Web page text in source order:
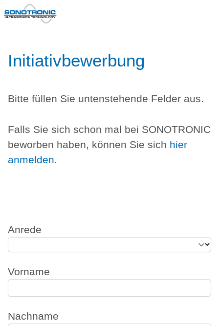
Initiativbewerbung
Bitte füllen Sie untenstehende Felder aus.
Falls Sie sich schon mal bei SONOTRONIC
beworben haben, können Sie sich hier
anmelden.
Anrede
Vorname
Nachname